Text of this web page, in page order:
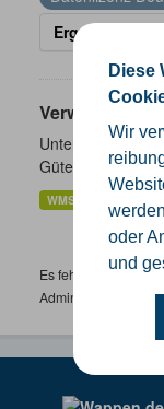
Diese
Wir
oder
und
Ergebnisse
Unterschiedliche
Gütersloh
WMS
Es fehlen
Administrator unter: